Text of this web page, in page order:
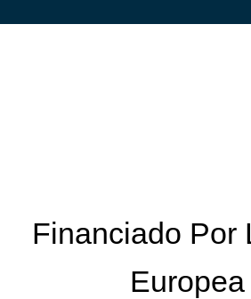
Financiado Por
Europea